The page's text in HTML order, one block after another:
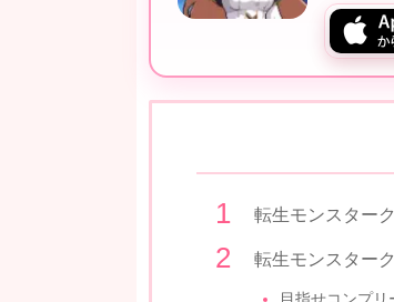
転生モンスター
転生モンスター